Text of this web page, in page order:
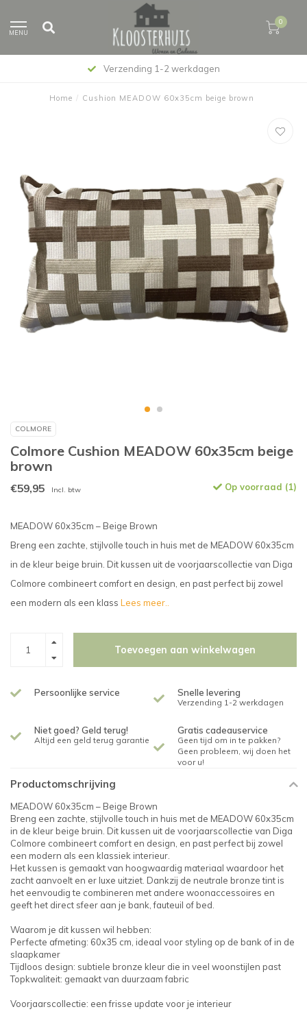
MENU
0
Verzending 1-2 werkdagen
Home / Cushion MEADOW 60x35cm beige brown
COLMORE
Colmore Cushion MEADOW 60x35cm beige
brown
€59,95 Incl. btw Op voorraad (1)
MEADOW 60x35cm – Beige Brown
Breng een zachte, stijlvolle touch in huis met de MEADOW 60x35cm
in de kleur beige bruin. Dit kussen uit de voorjaarscollectie van Diga
Colmore combineert comfort en design, en past perfect bij zowel
een modern als een klass Lees meer..
Toevoegen aan winkelwagen
Persoonlijke service Snelle levering
Verzending 1-2 werkdagen
Niet goed? Geld terug!
Altijd een geld terug garantie
Gratis cadeauservice
Geen tijd om in te pakken?
Geen probleem, wij doen het
voor u!
Productomschrijving
MEADOW 60x35cm – Beige Brown
Breng een zachte, stijlvolle touch in huis met de MEADOW 60x35cm
in de kleur beige bruin. Dit kussen uit de voorjaarscollectie van Diga
Colmore combineert comfort en design, en past perfect bij zowel
een modern als een klassiek interieur.
Het kussen is gemaakt van hoogwaardig materiaal waardoor het
zacht aanvoelt en er luxe uitziet. Dankzij de neutrale bronze tint is
het eenvoudig te combineren met andere woonaccessoires en
geeft het direct sfeer aan je bank, fauteuil of bed.
Waarom je dit kussen wil hebben:
Perfecte afmeting: 60x35 cm, ideaal voor styling op de bank of in de
slaapkamer
Tijdloos design: subtiele bronze kleur die in veel woonstijlen past
Topkwaliteit: gemaakt van duurzaam fabric
Voorjaarscollectie: een frisse update voor je interieur